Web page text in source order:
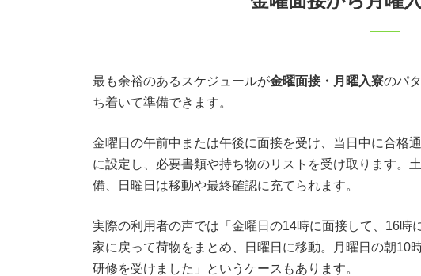
最も余裕のあるスケジュールが金曜面接・月曜入寮のパ
ち着いて準備できます。
金曜日の午前中または午後に面接を受け、当日中に合格
に設定し、必要書類や持ち物のリストを受け取ります。
備、日曜日は移動や最終確認に充てられます。
実際の利用者の声では「金曜日の14時に面接して、16時
家に戻って荷物をまとめ、日曜日に移動。月曜日の朝10
研修を受けました」というケースもあります。